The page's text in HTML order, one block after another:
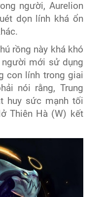
người, Aurelion
dọn lính khá ổn
rồng này khá khó
mới sử dụng
con lính trong giai
nói rằng, Trung
huy sức mạnh tối
Thiên Hà (W) kết